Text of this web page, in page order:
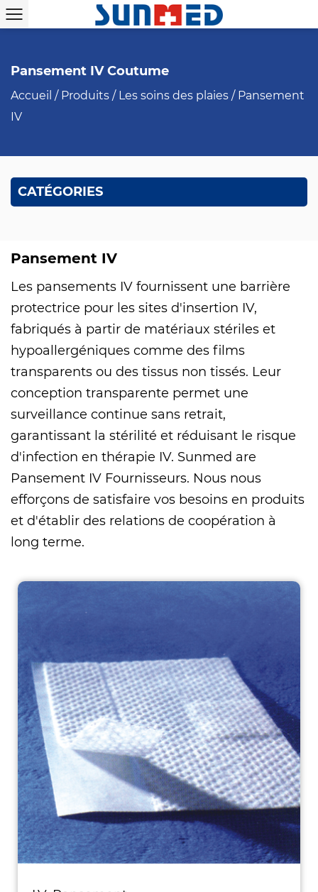
Pansement IV Coutume
Accueil / Produits / Les soins des plaies / Pansement
IV
CATÉGORIES
Pansement IV
Les pansements IV fournissent une barrière
protectrice pour les sites d'insertion IV,
fabriqués à partir de matériaux stériles et
hypoallergéniques comme des films
transparents ou des tissus non tissés. Leur
conception transparente permet une
surveillance continue sans retrait,
garantissant la stérilité et réduisant le risque
d'infection en thérapie IV. Sunmed are
Pansement IV Fournisseurs. Nous nous
efforçons de satisfaire vos besoins en produits
et d'établir des relations de coopération à
long terme.